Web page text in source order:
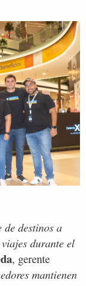
de destinos a
durante el
, gerente
mantienen